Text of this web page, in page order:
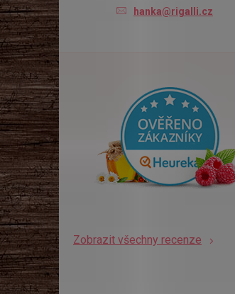
hanka@rigalli.cz
Zobrazit všechny recenze